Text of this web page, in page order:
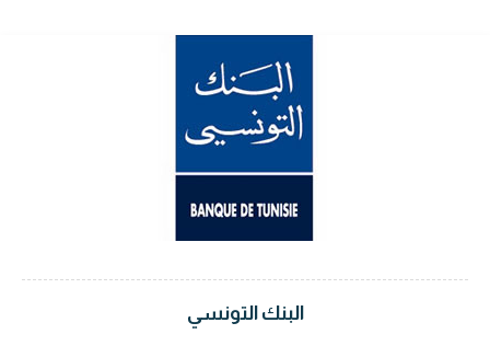
البنك التونسي